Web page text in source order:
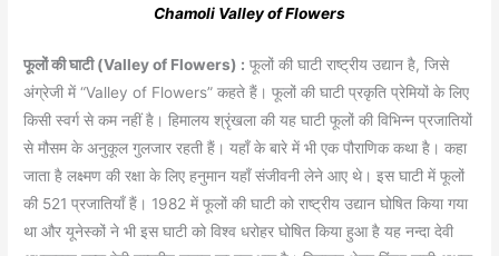
Chamoli Valley of Flowers
फूलों की घाटी (Valley of Flowers) : फूलों की घाटी राष्ट्रीय उद्यान है, जिसे
अंग्रेजी में “Valley of Flowers” कहते हैं। फूलों की घाटी प्रकृति प्रेमियों के लिए
किसी स्वर्ग से कम नहीं है। हिमालय श्रृंखला की यह घाटी फूलों की विभिन्न प्रजातियों
से मौसम के अनुकूल गुलजार रहती हैं। यहाँ के बारे में भी एक पौराणिक कथा है। कहा
जाता है लक्ष्मण की रक्षा के लिए हनुमान यहाँ संजीवनी लेने आए थे। इस घाटी में फूलों
की 521 प्रजातियाँ हैं। 1982 में फूलों की घाटी को राष्ट्रीय उद्यान घोषित किया गया
था और यूनेस्कों ने भी इस घाटी को विश्व धरोहर घोषित किया हुआ है यह नन्दा देवी